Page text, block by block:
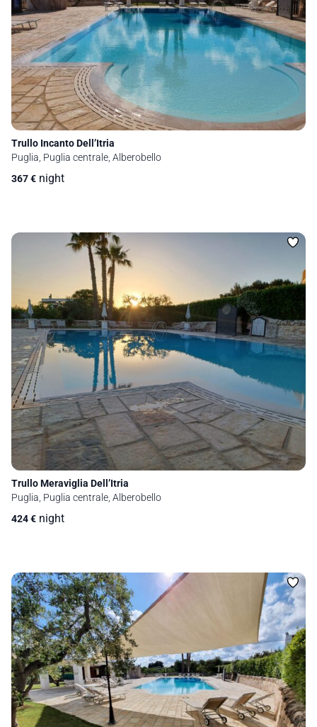
Trullo Incanto Dell’Itria
Puglia, Puglia centrale, Alberobello
367€ night
Trullo Meraviglia Dell’Itria
Puglia, Puglia centrale, Alberobello
424€ night